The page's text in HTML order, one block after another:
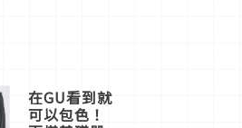
在GU看到就
可以包色！